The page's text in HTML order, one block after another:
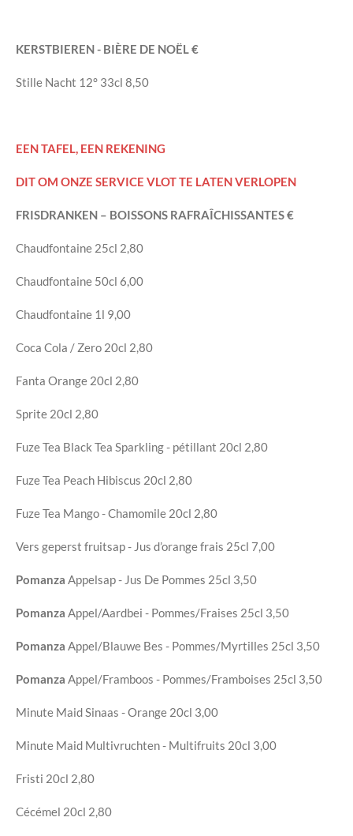
KERSTBIEREN - BIÈRE DE NOËL €
Stille Nacht 12° 33cl 8,50
EEN TAFEL, EEN REKENING
DIT OM ONZE SERVICE VLOT TE LATEN VERLOPEN
FRISDRANKEN – BOISSONS RAFRAÎCHISSANTES€
Chaudfontaine 25cl 2,80
Chaudfontaine 50cl 6,00
Chaudfontaine 1l 9,00
Coca Cola / Zero 20cl 2,80
Fanta Orange 20cl 2,80
Sprite 20cl 2,80
Fuze Tea Black Tea Sparkling - pétillant 20cl 2,80
Fuze Tea Peach Hibiscus 20cl 2,80
Fuze Tea Mango - Chamomile 20cl 2,80
Vers geperst fruitsap - Jus d’orange frais 25cl 7,00
Pomanza Appelsap - Jus De Pommes 25cl 3,50
Pomanza Appel/Aardbei - Pommes/Fraises 25cl 3,50
Pomanza Appel/Blauwe Bes - Pommes/Myrtilles 25cl 3,50
Pomanza Appel/Framboos - Pommes/Framboises 25cl 3,50
Minute Maid Sinaas - Orange 20cl 3,00
Minute Maid Multivruchten- Multifruits 20cl 3,00
Fristi 20cl 2,80
Cécémel 20cl 2,80